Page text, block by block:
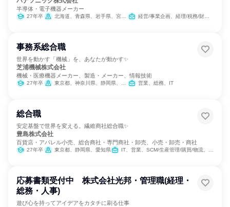
半導体・電子機器メーカー
27年卒 北海道、青森県、岩手県、宮城県、秋田県、山形県、福島県、茨城県、栃木県、群馬県、埼玉県、千葉県、東京都、神奈川県、新潟県、富山県、石川県、福井県、山梨県、長野県、岐阜県、静岡県、愛知県、三重県、滋賀県、京都府、大阪府、兵庫県、奈良県、和歌山県、鳥取県、島根県、岡山県、広島県、山口県、徳島県、香川県、愛媛県、高知県、福岡県、佐賀県、長崎県、熊本県、大分県、宮崎県、鹿児島県、沖縄県 経営/事業企画、経理/税務/財務、人事、法務/知財、IT、広報/IR、製造・生産工程、営業、商品企画、マーケティング・広告・宣伝
事務系総合職
世界を動かす「機械」を、あなたが動かす✨
芝浦機械株式会社
機械・医療機器メーカー、製造・メーカー、情報技術
27年卒 東京都、神奈川県、静岡県、愛知県、大阪府 営業、総務、IT
総合職
安定基盤で世界を変える。繊維商社総合職✨
豊島株式会社
百貨店・アパレル小売、総合商社・専門商社・卸売、小売・卸売・商社
27年卒 東京都、静岡県、愛知県 IT、営業、SCM/生産管理/購買/物流、人事、総務
応募書類受付中 株式会社光邦・管理職(経理・
総務・人事)
遊び心を持ってアイデアをカタチに刷る仕事